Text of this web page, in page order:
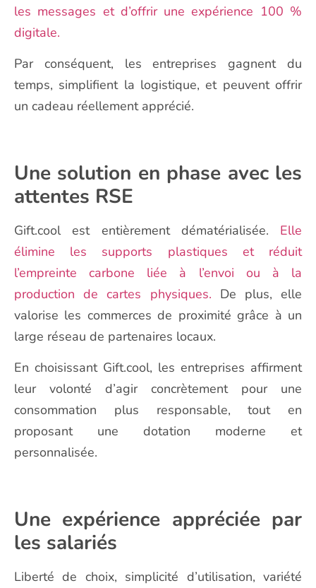
les messages et d’offrir une expérience 100 %
digitale.
Par conséquent, les entreprises gagnent du
temps, simplifient la logistique, et peuvent offrir
un cadeau réellement apprécié.
Une solution en phase avec les
attentes RSE
Gift.cool est entièrement dématérialisée. Elle
élimine les supports plastiques et réduit
l’empreinte carbone liée à l’envoi ou à la
production de cartes physiques. De plus, elle
valorise les commerces de proximité grâce à un
large réseau de partenaires locaux.
En choisissant Gift.cool, les entreprises affirment
leur volonté d’agir concrètement pour une
consommation plus responsable, tout en
proposant une dotation moderne et
personnalisée.
Une expérience appréciée par
les salariés
Liberté de choix, simplicité d’utilisation, variété